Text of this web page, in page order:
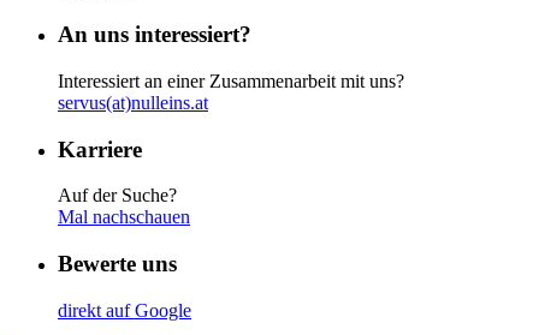
An uns interessiert?
Interessiert an einer Zusammenarbeit mit uns?
servus(at)nulleins.at
Karriere
Auf der Suche?
Mal nachschauen
Bewerte uns
direkt auf Google